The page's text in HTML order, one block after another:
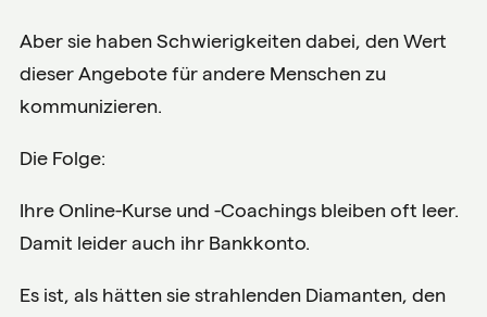
Aber sie haben Schwierigkeiten dabei, den Wert
dieser Angebote für andere Menschen zu
kommunizieren.
Die Folge:
Ihre Online-Kurse und -Coachings bleiben oft leer.
Damit leider auch ihr Bankkonto.
Es ist, als hätten sie strahlenden Diamanten, den